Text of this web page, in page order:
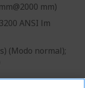
mm)
ANSI lm
(Modo normal);